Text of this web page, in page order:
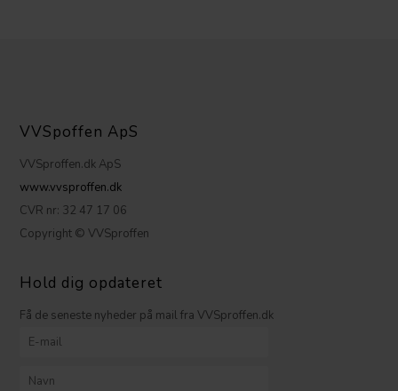
VVSpoffen ApS
VVSproffen.dk ApS
www.vvsproffen.dk
CVR nr: 32 47 17 06
Copyright © VVSproffen
Hold dig opdateret
Få de seneste nyheder på mail fra VVSproffen.dk